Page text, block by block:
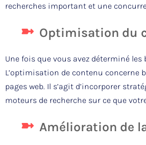
recherches important et une
Optimisation du
Une fois que vous avez déterminé
L’optimisation de contenu concerne
pages web. Il s’agit d’incorporer
moteurs de recherche sur ce que
Amélioration de